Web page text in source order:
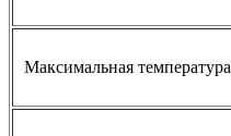
Максимальная температура